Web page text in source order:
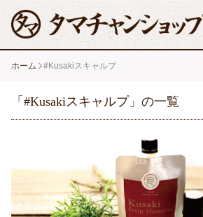
ホーム #Kusakiスキャルプ
「#Kusakiスキャルプ」の一覧